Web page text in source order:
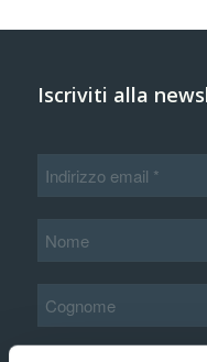
Iscriviti alla